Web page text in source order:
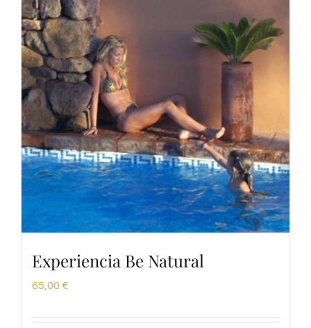
Experiencia Be Natural
65,00 €